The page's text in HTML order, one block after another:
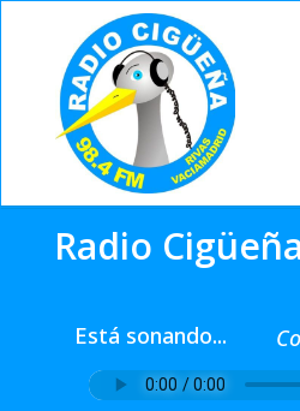
Radio
Está sonando...